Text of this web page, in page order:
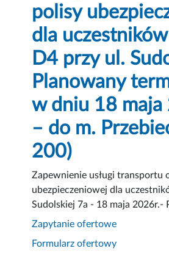
polisy
dla
D4 przy ul.
Planowany
w dniu 18
– do m.
200)
Zapewnienie usługi transportu
ubezpieczeniowej dla
Sudolskiej 7a - 18 maja 2026r.-
Zapytanie ofertowe
Formularz ofertowy